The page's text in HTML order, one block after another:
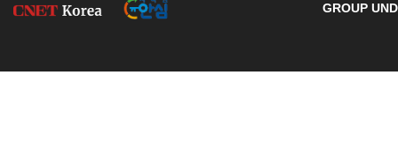
GROUP